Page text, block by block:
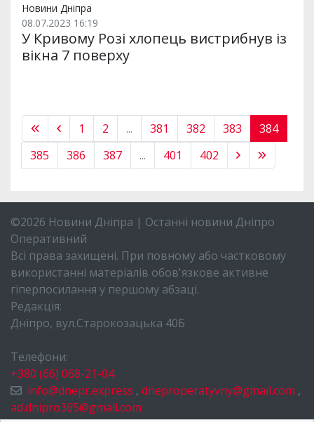
Новини Дніпра
08.07.2023 16:19
У Кривому Розі хлопець вистрибнув із
вікна 7 поверху
1 2 ... 381 382 383
384
385
386 387 ... 401 402
©2026 Новини Дніпра | Останні новини Дніпро
Оперативний
Всі права захищені. При повному або частковому
використанні матеріалів обов'язкове активне
гіперпосилання у першому абзаці.
Редакція:
Дніпро, вул.Старокозацька 40Б
Телефони:
+380 (66) 068-21-04
info@dnepr.express , dneproperatyvny@gmail.com ,
ad.dnipro365@gmail.com